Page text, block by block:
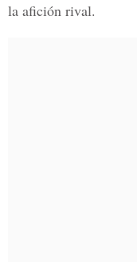
la afición rival.